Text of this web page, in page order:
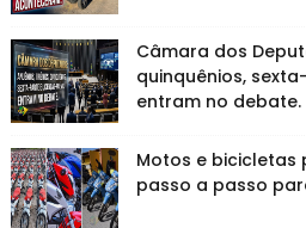
Câmara dos
quinquênios,
entram no debate.
Motos e bicicletas
passo a passo